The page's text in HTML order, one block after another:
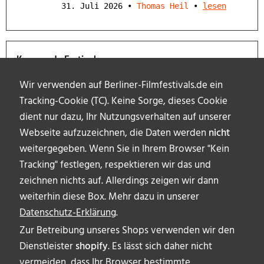
Wir verwenden auf Berliner-Filmfestivals.de ein
Tracking-Cookie (TC). Keine Sorge, dieses Cookie
dient nur dazu, Ihr Nutzungsverhalten auf unserer
Webseite aufzuzeichnen, die Daten werden nicht
weitergegeben. Wenn Sie in Ihrem Browser "Kein
Tracking" festlegen, respektieren wir das und
zeichnen nichts auf. Allerdings zeigen wir dann
weiterhin diese Box. Mehr dazu in unserer
Datenschutz-Erklärung.
Zur Betreibung unseres Shops verwenden wir den
Dienstleistershopify. Es lässt sich daher nicht
31. Juli 2026 • Thomas Heil • lesen
Kommende Festivals